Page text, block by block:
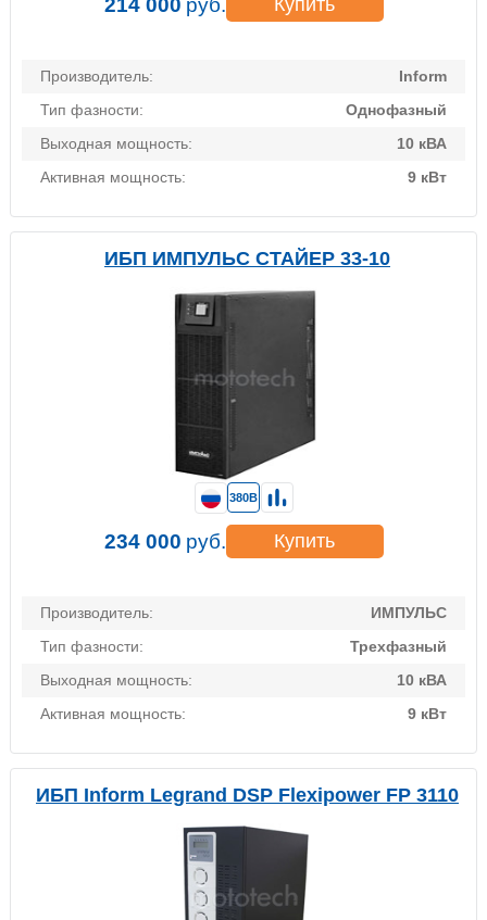
Производитель:
Inform
Тип фазности:
Однофазный
Выходная мощность:
10 кВА
Активная мощность:
9 кВт
Купить
ИБП ИМПУЛЬС СТАЙЕР 33-10
Производитель:
ИМПУЛЬС
Тип фазности:
Трехфазный
Выходная мощность:
10 кВА
Активная мощность:
9 кВт
380В
234 000 руб. Купить
ИБП Inform Legrand DSP Flexipower FP 3110